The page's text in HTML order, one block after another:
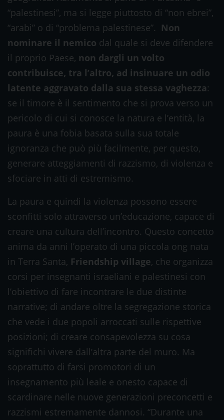
“palestinesi”, ma si legge piuttosto di “non ebrei”,
“arabi” o di “problema palestinese”. Non
nominare il nemico dal quale si deve difendere
il proprio Paese, non dargli un volto
contribuisce, tra l’altro, ad insinuare un odio
latente aggravato dalla sua stessa vaghezza:
se il timore è il sentimento che si prova verso un
pericolo di cui si conosce la natura e l’entità, la
paura è una fobia basata sulla sua totale
ignoranza che può più facilmente, per questo,
generare atteggiamenti di razzismo, di violenza e
sfociare in atti di estremismo.
La paura e quindi la violenza possono essere
sconfitti solo attraverso un’educazione, capace di
creare una cultura dell’incontro. Questo concetto
anima da anni l’operato di una piccola ong nata
in Terra Santa, Friendship village, che organizza
corsi per insegnanti israeliani e palestinesi con
l’obiettivo di fare incontrare le due distinte
narrative; di andare oltre la segregazione storica
che vede i due popoli arroccati sulle rispettive
posizioni; di creare consapevolezza su cosa
significhi vivere dall’altra parte del muro. Ma
soprattutto di farsi promotori di un
insegnamento più leale e onesto capace di
scardinare nelle nuove generazioni preconcetti e
razzismi estremamente dannosi. “Durante una